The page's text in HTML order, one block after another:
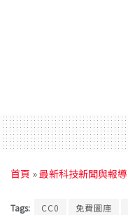
首頁 »最新科技新聞與報導
Tags: CC0 免費圖庫